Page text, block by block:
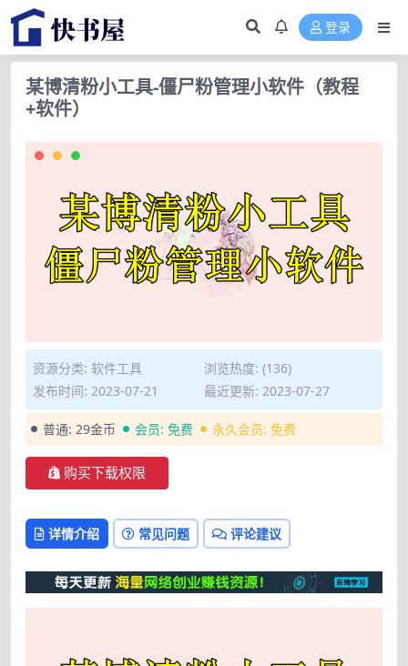
登录
某博清粉小工具-僵尸粉管理小软件（教程
+软件）
资源分类: 软件工具
浏览热度: (136)
发布时间: 2023-07-21
最近更新: 2023-07-27
普通: 29金币 会员: 免费 永久会员: 免费
购买下载权限
详情介绍 常见问题 评论建议